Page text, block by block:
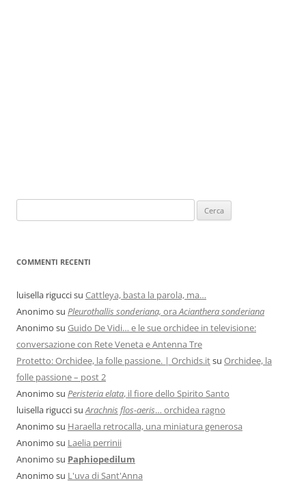
COMMENTI RECENTI
luisella riguccisu Cattleya, basta la parola, ma…
Anonimo su Pleurothallis sonderiana, oraAcianthera sonderiana
Anonimo su Guido De Vidi… e le sue orchidee in televisione:
conversazione con Rete Veneta e Antenna Tre
Protetto: Orchidee, la folle passione. | Orchids.itsu Orchidee, la
folle passione – post 2
Anonimo su Peristeria elata, il fiore dello Spirito Santo
luisella riguccisuArachnis flos-aeris… orchidea ragno
Anonimo su Haraella retrocalla, una miniatura generosa
Anonimo su Laelia perrinii
Anonimo su Paphiopedilum
Anonimo su L'uva di Sant'Anna